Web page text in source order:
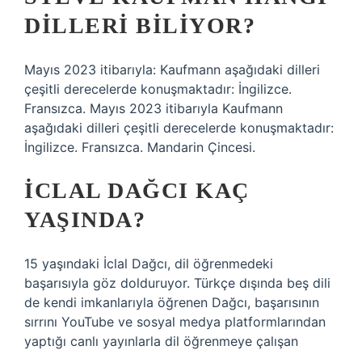
DILLERI BILIYOR?
Mayıs 2023 itibarıyla: Kaufmann aşağıdaki dilleri
çeşitli derecelerde konuşmaktadır: İngilizce.
Fransızca. Mayıs 2023 itibarıyla Kaufmann
aşağıdaki dilleri çeşitli derecelerde konuşmaktadır:
İngilizce. Fransızca. Mandarin Çincesi.
İCLAL DAĞCI KAÇ
YAŞINDA?
15 yaşındaki İclal Dağcı, dil öğrenmedeki
başarısıyla göz dolduruyor. Türkçe dışında beş dili
de kendi imkanlarıyla öğrenen Dağcı, başarısının
sırrını YouTube ve sosyal medya platformlarından
yaptığı canlı yayınlarla dil öğrenmeye çalışan